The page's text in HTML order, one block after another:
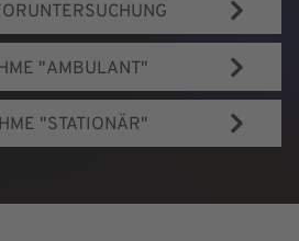
"AMBULANT"
"STATIONÄR"